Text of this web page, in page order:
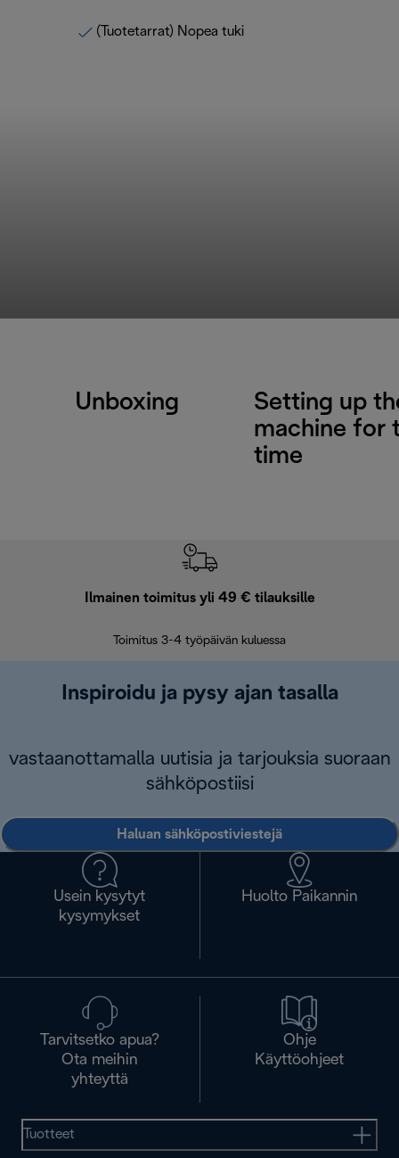
(Tuotetarrat) Nopea tuki
Unboxing
Setting up
machine for
time
Ilmainen toimitus yli 49 € tilauksille
Toimitus 3-4 työpäivän kuluessa
Inspiroidu ja pysy ajan tasalla
vastaanottamalla uutisia ja tarjouksia suoraan
sähköpostiisi
Haluan sähköpostiviestejä
Usein kysytyt
kysymykset
Huolto Paikannin
Tarvitsetko apua?
Ota meihin
yhteyttä
Ohje
Käyttöohjeet
Tuotteet